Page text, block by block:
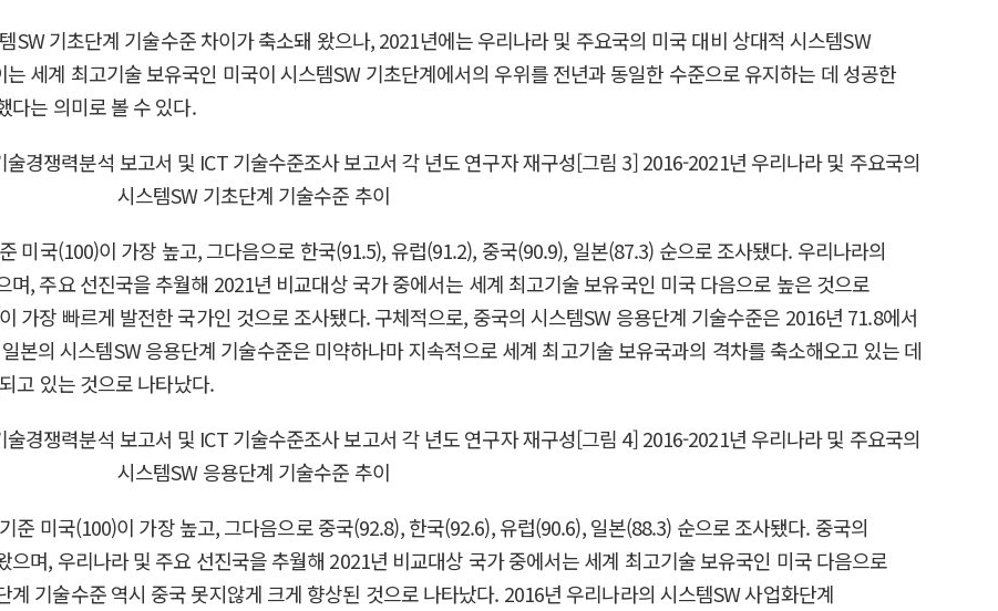
SW 기초단계 기술수준 차이가 축소돼 왔으나, 2021년에는 우리나라 및 주요국의 미국 대비 상대적 시스템SW
세계 최고기술 보유국인 미국이 시스템SW 기초단계에서의 우위를 전년과 동일한 수준으로 유지하는 데 성공한
다는 의미로 볼 수 있다.
미국(100)이 가장 높고, 그다음으로 한국(91.5), 유럽(91.2), 중국(90.9), 일본(87.3) 순으로 조사됐다. 우리나라의
, 주요 선진국을 추월해 2021년 비교대상 국가 중에서는 세계 최고기술 보유국인 미국 다음으로 높은 것으로
가장 빠르게 발전한 국가인 것으로 조사됐다. 구체적으로, 중국의 시스템SW 응용단계 기술수준은 2016년 71.8에서
본의 시스템SW 응용단계 기술수준은 미약하나마 지속적으로 세계 최고기술 보유국과의 격차를 축소해오고 있는 데
고 있는 것으로 나타났다.
준 미국(100)이 가장 높고, 그다음으로 중국(92.8), 한국(92.6), 유럽(90.6), 일본(88.3) 순으로 조사됐다. 중국의
며, 우리나라 및 주요 선진국을 추월해 2021년 비교대상 국가 중에서는 세계 최고기술 보유국인 미국 다음으로
기술수준 역시 중국 못지않게 크게 향상된 것으로 나타났다. 2016년 우리나라의 시스템SW 사업화단계